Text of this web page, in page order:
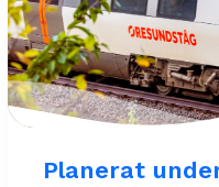
Planerat